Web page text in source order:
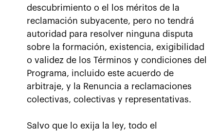
descubrimiento o el los méritos de la
reclamación subyacente, pero no tendrá
autoridad para resolver ninguna disputa
sobre la formación, existencia, exigibilidad
o validez de los Términos y condiciones del
Programa, incluido este acuerdo de
arbitraje, y la Renuncia a reclamaciones
colectivas, colectivas y representativas.
Salvo que lo exija la ley, todo el